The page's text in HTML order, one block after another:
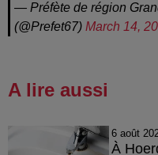
— Préfète de région
(@Prefet67) March 14,
A lire aussi
6 août
À